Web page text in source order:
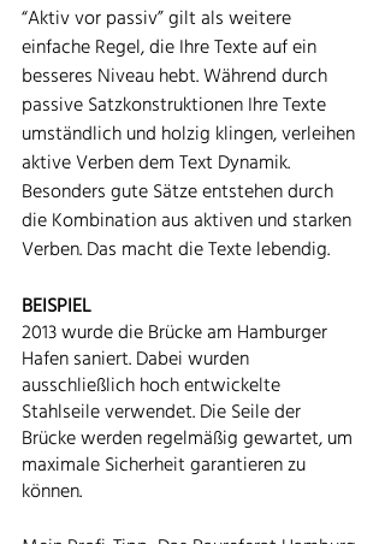
“Aktiv vor passiv” gilt als weitere
einfache Regel, die Ihre Texte auf ein
besseres Niveau hebt. Während durch
passive Satzkonstruktionen Ihre Texte
umständlich und holzig klingen, verleihen
aktive Verben dem Text Dynamik.
Besonders gute Sätze entstehen durch
die Kombination aus aktiven und starken
Verben. Das macht die Texte lebendig.
BEISPIEL
2013 wurde die Brücke am Hamburger
Hafen saniert. Dabei wurden
ausschließlich hoch entwickelte
Stahlseile verwendet. Die Seile der
Brücke werden regelmäßig gewartet, um
maximale Sicherheit garantieren zu
können.